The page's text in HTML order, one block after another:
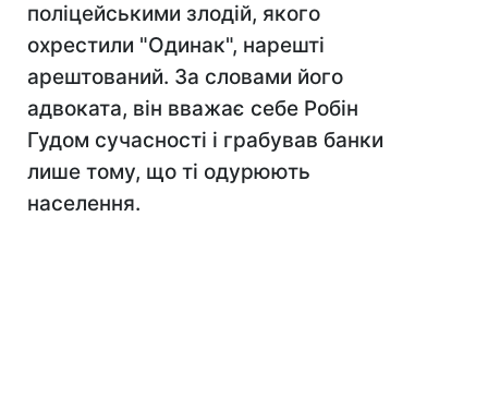
поліцейськими злодій, якого
охрестили "Одинак", нарешті
арештований. За словами його
адвоката, він вважає себе Робін
Гудом сучасності і грабував банки
лише тому, що ті одурюють
населення.